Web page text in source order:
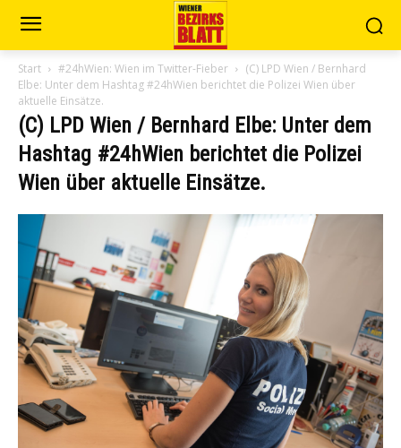
Start #24hWien: Wien im Twitter-Fieber
(C) LPD Wien / Bernhard
Elbe: Unter dem Hashtag #24hWien berichtet die Polizei Wien über
aktuelle Einsätze.
(C) LPD Wien / Bernhard Elbe: Unter dem
Hashtag #24hWien berichtet die Polizei
Wien über aktuelle Einsätze.